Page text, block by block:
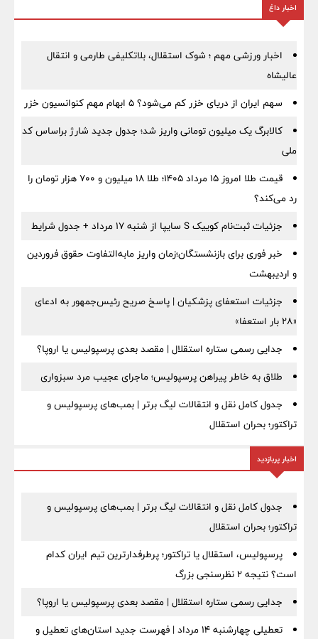
اخبار داغ
اخبار ورزشی مهم ؛ شوک استقلال، بلاتکلیفی طارمی و انتقال
عالیشاه
سهم ایران از دریای خزر کم می‌شود؟ ۵ ابهام مهم کنوانسیون خزر
کالابرگ یک میلیون تومانی واریز شد؛ جدول جدید شارژ براساس کد
ملی
قیمت طلا امروز ۱۵ مرداد ۱۴۰۵؛ طلا ۱۸ میلیون و ۷۰۰ هزار تومان را
رد می‌کند؟
جزئیات ثبت‌نام کوییک S سایپا از شنبه ۱۷ مرداد + جدول شرایط
خبر فوری برای بازنشستگان؛زمان واریز مابه‌التفاوت حقوق فروردین
و اردیبهشت
جزئیات استعفای پزشکیان | پاسخ صریح رئیس‌جمهور به ادعای
«۲۸ بار استعفا»
جدایی رسمی ستاره استقلال | مقصد بعدی پرسپولیس یا اروپا؟
طلاق به خاطر پیراهن پرسپولیس؛ ماجرای عجیب مرد سبزواری
جدول کامل نقل و انتقالات لیگ برتر | بمب‌های پرسپولیس و
تراکتور؛ بحران استقلال
اخبار پربازدید
جدول کامل نقل و انتقالات لیگ برتر | بمب‌های پرسپولیس و
تراکتور؛ بحران استقلال
پرسپولیس، استقلال یا تراکتور؛ پرطرفدارترین تیم ایران کدام
است؟ نتیجه ۲ نظرسنجی بزرگ
جدایی رسمی ستاره استقلال | مقصد بعدی پرسپولیس یا اروپا؟
تعطیلی چهارشنبه ۱۴ مرداد | فهرست جدید استان‌های تعطیل و